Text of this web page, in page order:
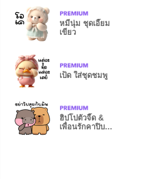
หมีนุ่ม ชุดเอี๊ยม
เขียว
เป็ด ใส่ชุดชมพู
ฮิปโปตัวจี๊ด &
เพื่อนรักคาปิบา